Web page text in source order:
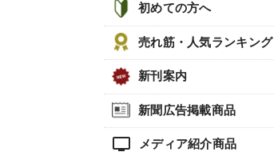
初めての方へ
売れ筋・人気ランキング
新刊案内
新聞広告掲載商品
tv メディア紹介商品